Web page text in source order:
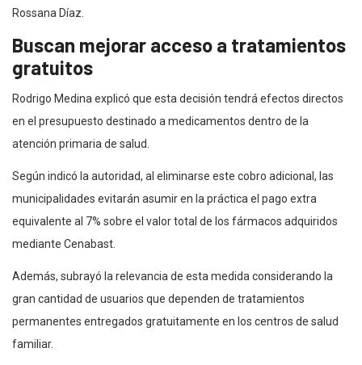
Rossana Díaz.
Buscan mejorar acceso a tratamientos
gratuitos
Rodrigo Medina explicó que esta decisión tendrá efectos directos
en el presupuesto destinado a medicamentos dentro de la
atención primaria de salud.
Según indicó la autoridad, al eliminarse este cobro adicional, las
municipalidades evitarán asumir en la práctica el pago extra
equivalente al 7% sobre el valor total de los fármacos adquiridos
mediante Cenabast.
Además, subrayó la relevancia de esta medida considerando la
gran cantidad de usuarios que dependen de tratamientos
permanentes entregados gratuitamente en los centros de salud
familiar.